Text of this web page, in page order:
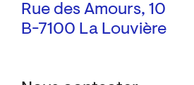
Rue des Amours, 10
B-7100 La Louvière